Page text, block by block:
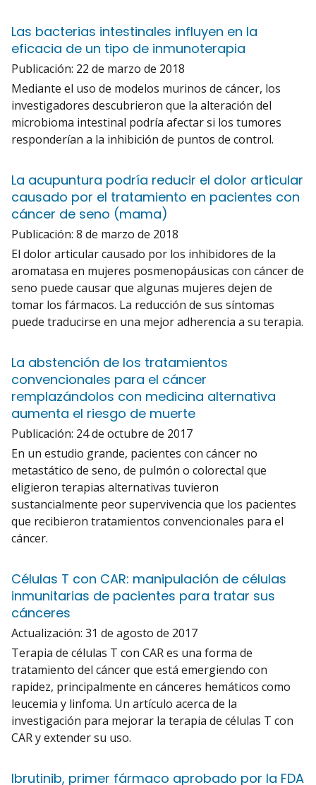
Las bacterias intestinales influyen en la
eficacia de un tipo de inmunoterapia
Publicación: 22 de marzo de 2018
Mediante el uso de modelos murinos de cáncer, los
investigadores descubrieron que la alteración del
microbioma intestinal podría afectar si los tumores
responderían a la inhibición de puntos de control.
La acupuntura podría reducir el dolor articular
causado por el tratamiento en pacientes con
cáncer de seno (mama)
Publicación: 8 de marzo de 2018
El dolor articular causado por los inhibidores de la
aromatasa en mujeres posmenopáusicas con cáncer de
seno puede causar que algunas mujeres dejen de
tomar los fármacos. La reducción de sus síntomas
puede traducirse en una mejor adherencia a su terapia.
La abstención de los tratamientos
convencionales para el cáncer
remplazándolos con medicina alternativa
aumenta el riesgo de muerte
Publicación: 24 de octubre de 2017
En un estudio grande, pacientes con cáncer no
metastático de seno, de pulmón o colorectal que
eligieron terapias alternativas tuvieron
sustancialmente peor supervivencia que los pacientes
que recibieron tratamientos convencionales para el
cáncer.
Células T con CAR: manipulación de células
inmunitarias de pacientes para tratar sus
cánceres
Actualización: 31 de agosto de 2017
Terapia de células T con CAR es una forma de
tratamiento del cáncer que está emergiendo con
rapidez, principalmente en cánceres hemáticos como
leucemia y linfoma. Un artículo acerca de la
investigación para mejorar la terapia de células T con
CAR y extender su uso.
Ibrutinib, primer fármaco aprobado por la FDA